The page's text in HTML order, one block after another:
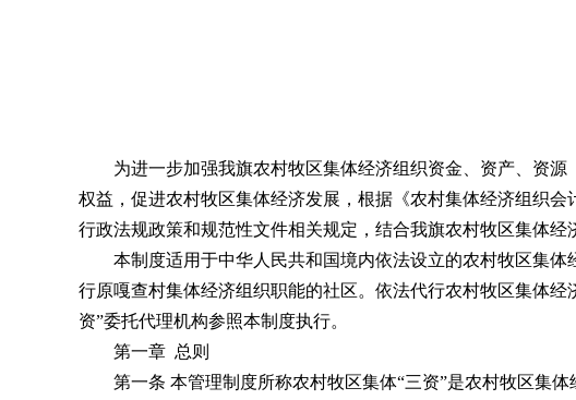
为进一步加强我旗农村牧区集体经济组织资金、资产、资源
权益，促进农村牧区集体经济发展，根据《农村集体经济组织
行政法规政策和规范性文件相关规定，结合我旗农村牧区集体经
本制度适用于中华人民共和国境内依法设立的农村牧区集体
行原嘎查村集体经济组织职能的社区。依法代行农村牧区集体
资”委托代理机构参照本制度执行。
第一章 总则
第一条 本管理制度所称农村牧区集体“三资”是农村牧区集体